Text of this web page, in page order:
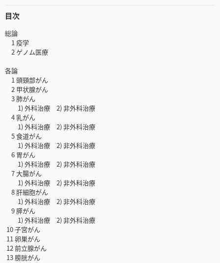
目次
総論
1 疫学
2 ゲノム医療
各論
1 頭頸部がん
2 甲状腺がん
3 肺がん
1) 外科治療 2) 非外科治療
4 乳がん
1) 外科治療 2) 非外科治療
5 食道がん
1) 外科治療 2) 非外科治療
6 胃がん
1) 外科治療 2) 非外科治療
7 大腸がん
1) 外科治療 2) 非外科治療
8 肝細胞がん
1) 外科治療 2) 非外科治療
9 膵がん
1) 外科治療 2) 非外科治療
10 子宮がん
11 卵巣がん
12 前立腺がん
13 膀胱がん